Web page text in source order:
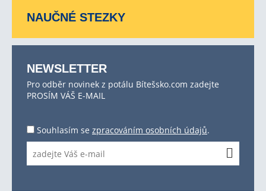
NAUČNÉ STEZKY
NEWSLETTER
Pro odběr novinek z potálu Bítešsko.com zadejte
PROSÍM VÁŠ E-MAIL
Souhlasím se zpracováním osobních údajů.